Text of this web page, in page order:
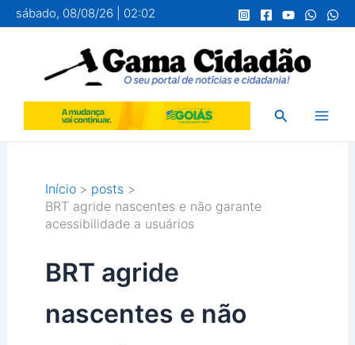
para
conteúdo
sábado, 08/08/26 | 02:02
Pesquisar
Início
posts
BRT agride nascentes e não garante
acessibilidade a usuários
BRT agride
nascentes e não